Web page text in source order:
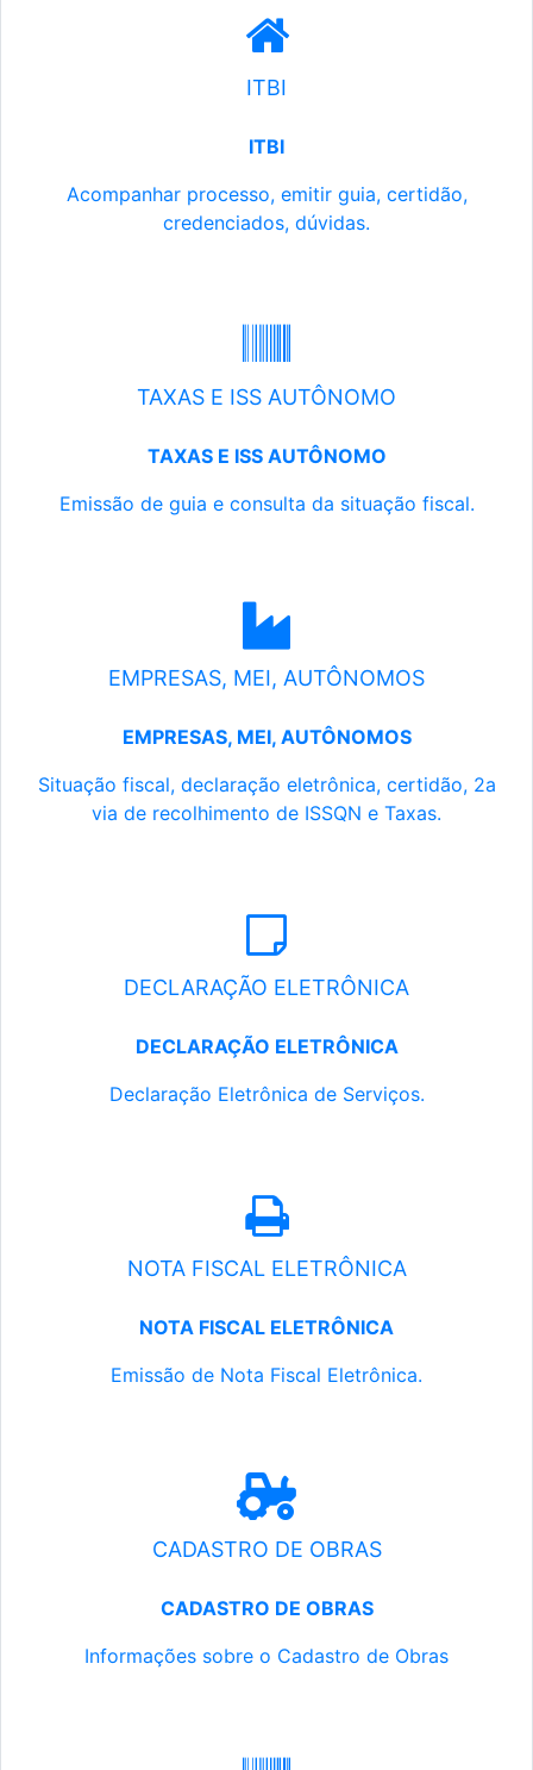
ITBI
ITBI
Acompanhar processo, emitir guia, certidão,
credenciados, dúvidas.
TAXAS E ISS AUTÔNOMO
TAXAS E ISS AUTÔNOMO
Emissão de guia e consulta da situação fiscal.
EMPRESAS, MEI, AUTÔNOMOS
EMPRESAS, MEI, AUTÔNOMOS
Situação fiscal, declaração eletrônica, certidão, 2a
via de recolhimento de ISSQN e Taxas.
DECLARAÇÃO ELETRÔNICA
DECLARAÇÃO ELETRÔNICA
Declaração Eletrônica de Serviços.
NOTA FISCAL ELETRÔNICA
NOTA FISCAL ELETRÔNICA
Emissão de Nota Fiscal Eletrônica.
CADASTRO DE OBRAS
CADASTRO DE OBRAS
Informações sobre o Cadastro de Obras